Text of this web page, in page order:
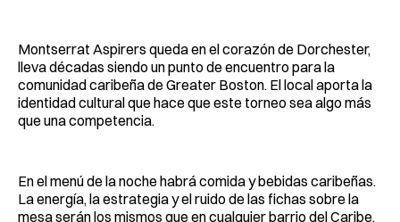
Montserrat Aspirers queda en el corazón de Dorchester,
lleva décadas siendo un punto de encuentro para la
comunidad caribeña de Greater Boston. El local aporta la
identidad cultural que hace que este torneo sea algo más
que una competencia.
En el menú de la noche habrá comida y bebidas caribeñas.
La energía, la estrategia y el ruido de las fichas sobre la
mesa serán los mismos que en cualquier barrio del Caribe,